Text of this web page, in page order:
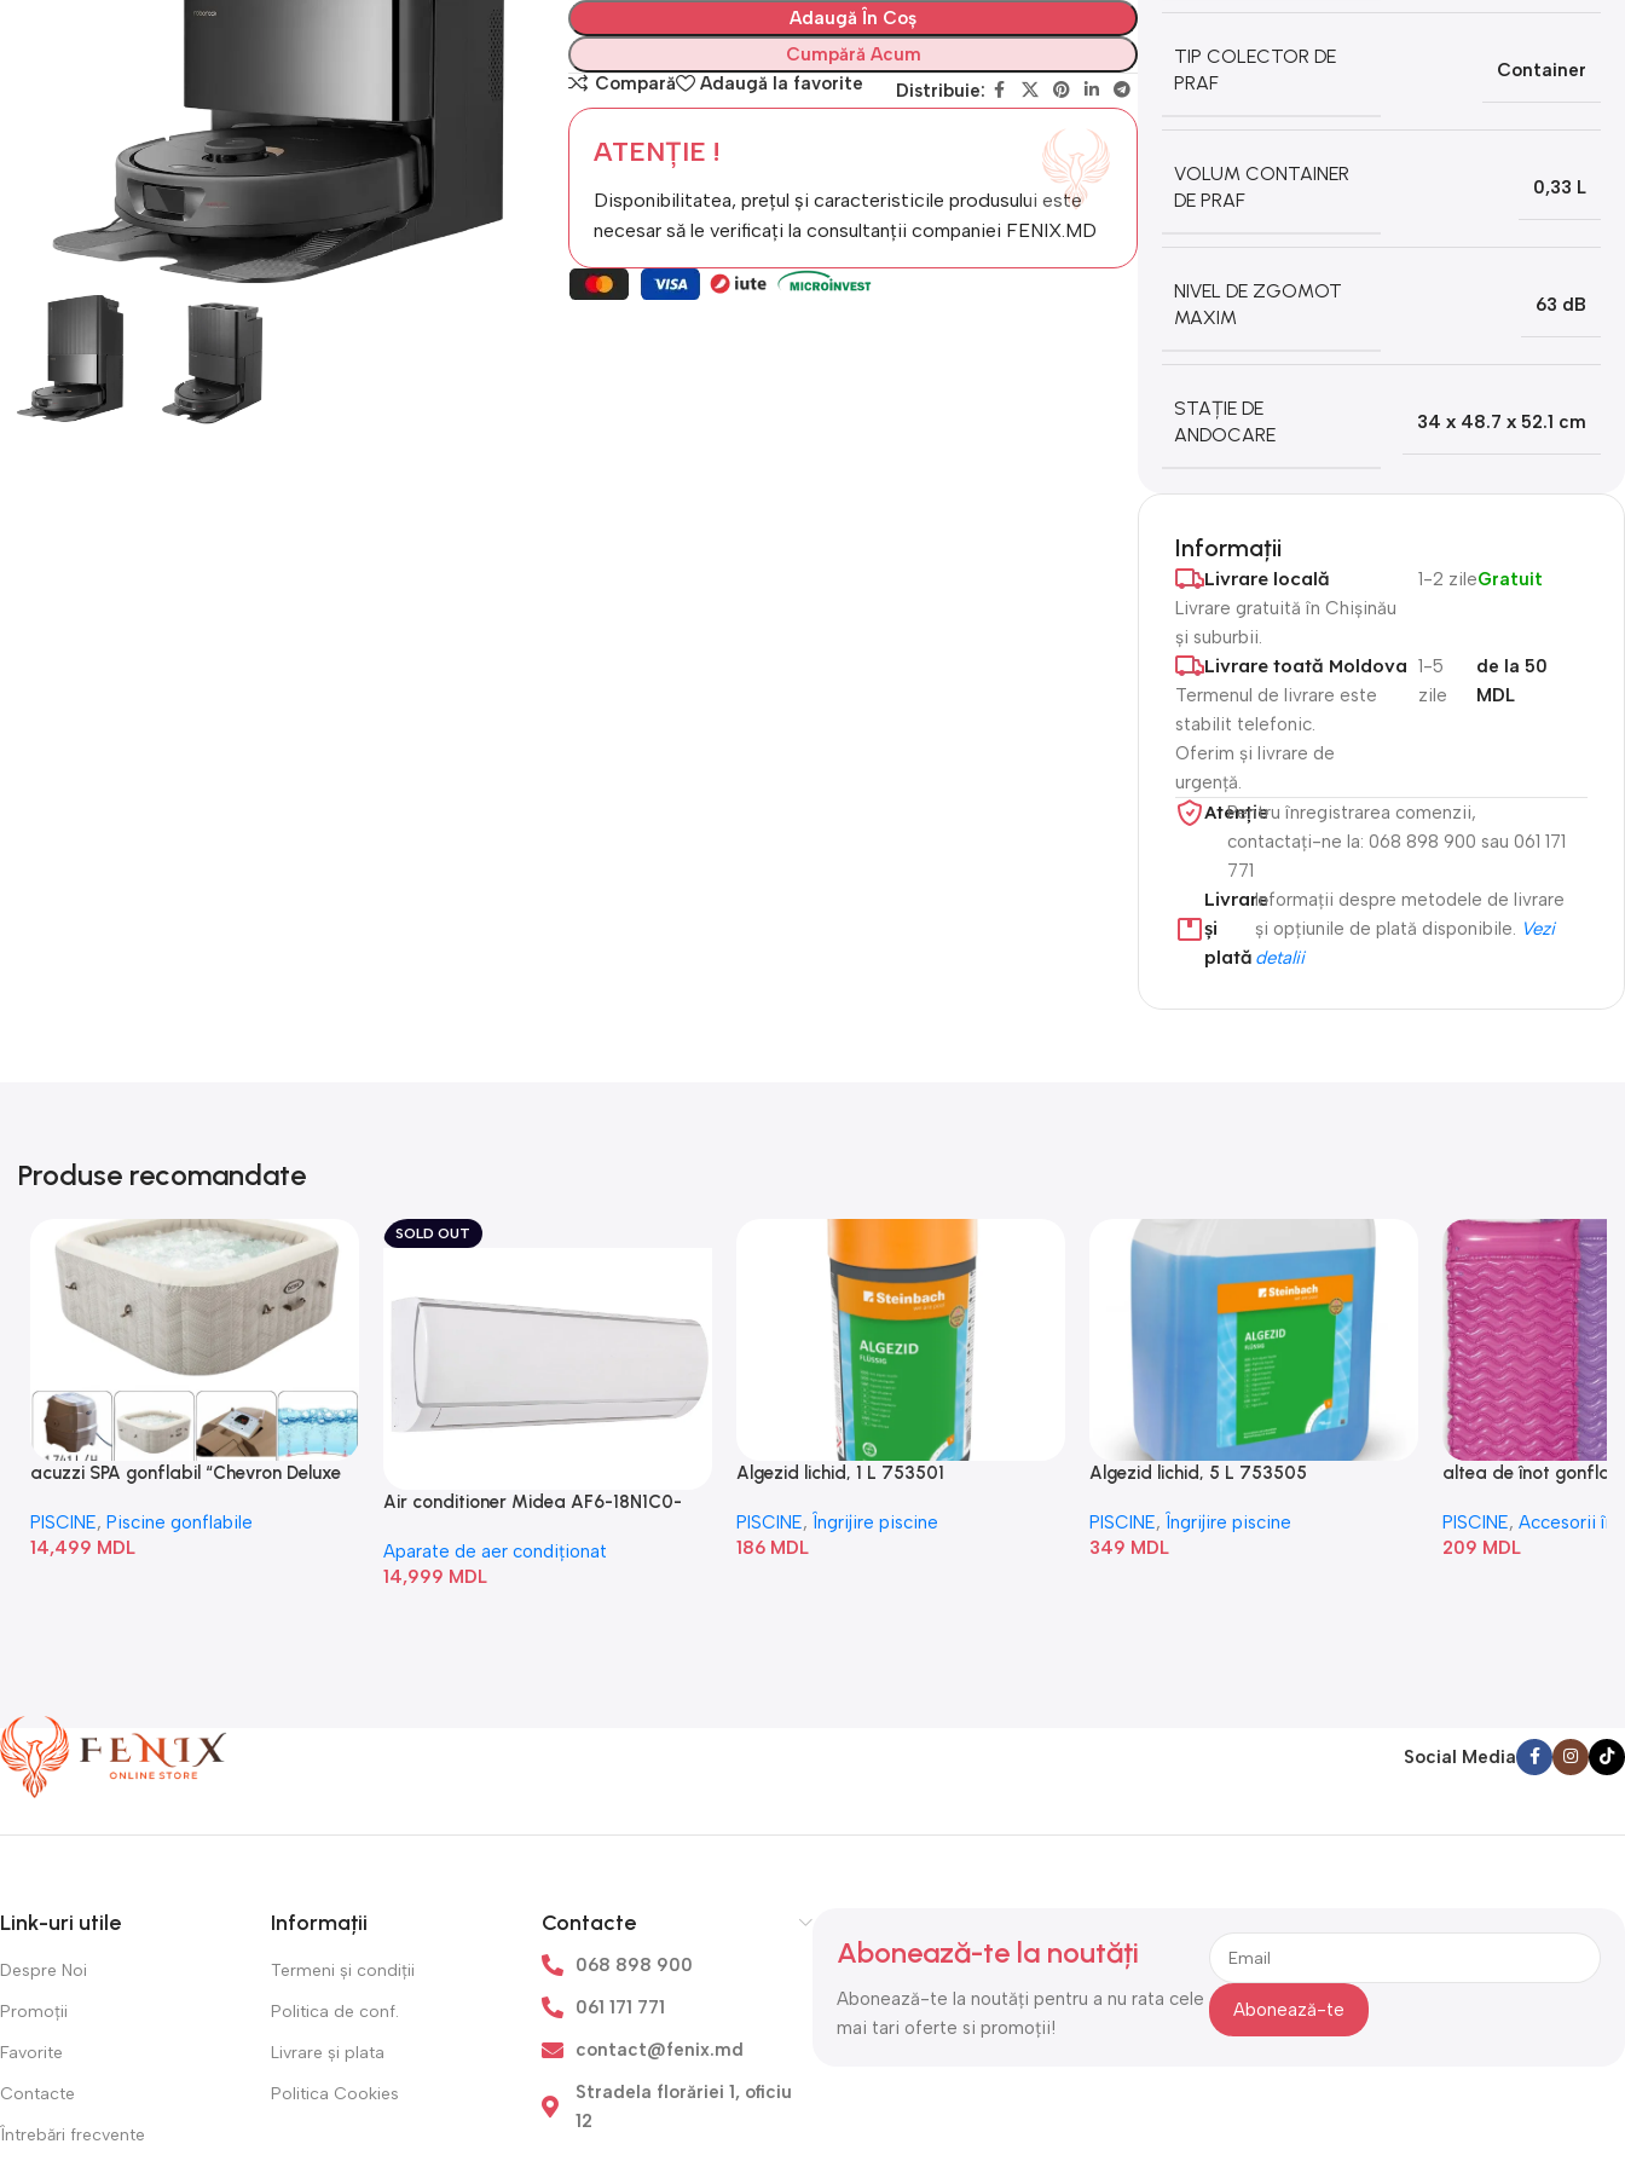
Adaugă În Coș
Cumpără Acum
Compară
Adaugă la favorite Distribuie:
ATENȚIE !
Disponibilitatea, prețul și caracteristicile produsului este
necesar să le verificați la consultanții companiei FENIX.MD
TIP COLECTOR DE
PRAF
Container
VOLUM CONTAINER
DE PRAF
0,33 L
NIVEL DE ZGOMOT
MAXIM
63 dB
STAȚIE DE
ANDOCARE
34 х 48.7 х 52.1 cm
Informații
Livrare locală
Livrare gratuită în Chișinău
și suburbii.
1-2 zileGratuit
Livrare toată Moldova
Termenul de livrare este
stabilit telefonic.
Oferim și livrare de
urgență.
1-5
zile
de la 50
MDL
Atenție​
Pentru înregistrarea comenzii,
contactați-ne la: 068 898 900 sau 061 171
771
Livrare
și
plată
Informații despre metodele de livrare
și opțiunile de plată disponibile.
Vezi
detalii
Produse recomandate
acuzzi SPA gonflabil “Chevron Deluxe
PISCINE, Piscine gonflabile
14,499 MDL
SOLD OUT
Air conditioner Midea AF6-18N1C0-
Aparate de aer condiționat
14,999 MDL
Algezid lichid, 1 L 753501
PISCINE, Îngrijire piscine
186 MDL
Algezid lichid, 5 L 753505
PISCINE, Îngrijire piscine
349 MDL
altea de înot
PISCINE, Accesorii
209 MDL
Social Media
Link-uri utile
Despre Noi
Promoții
Favorite
Contacte
Întrebări frecvente
Informații
Termeni și condiții
Politica de conf.
Livrare și plata
Politica Cookies
Contacte
068 898 900
061 171 771
contact@fenix.md
Stradela florăriei 1, oficiu
12
Abonează-te la noutăți
Abonează-te la noutăți pentru a nu rata cele
mai tari oferte si promoții!